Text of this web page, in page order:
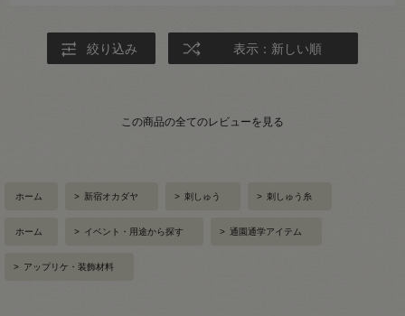
絞り込み 表示：新しい順
この商品の全てのレビューを見る
ホーム > 新宿オカダヤ > 刺しゅう > 刺しゅう糸
ホーム > イベント・用途から探す > 通園通学アイテム
> アップリケ・装飾材料